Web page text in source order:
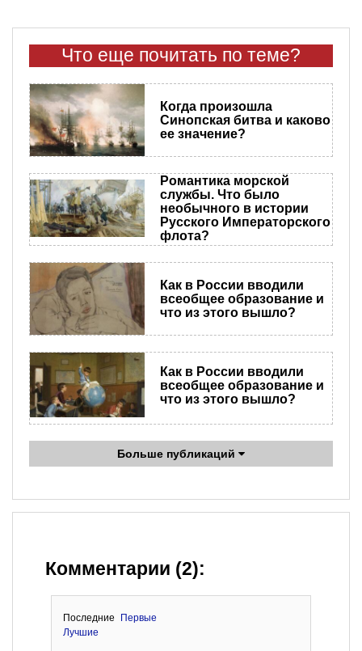
Что еще почитать по теме?
Когда произошла
Синопская битва и каково
ее значение?
Романтика морской
службы. Что было
необычного в истории
Русского Императорского
флота?
Как в России вводили
всеобщее образование и
что из этого вышло?
Как в России вводили
всеобщее образование и
что из этого вышло?
Больше публикаций
Комментарии (2):
Последние
Первые
Лучшие